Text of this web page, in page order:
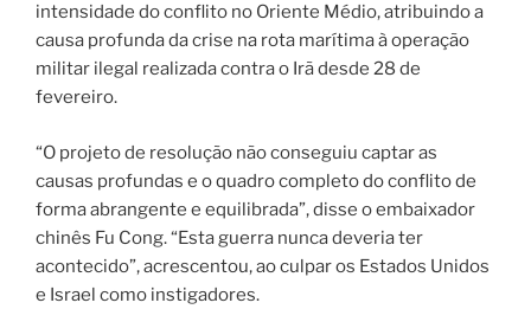
intensidade do conflito no Oriente Médio, atribuindo a
causa profunda da crise na rota marítima à operação
militar ilegal realizada contra o Irã desde 28 de
fevereiro.
“O projeto de resolução não conseguiu captar as
causas profundas e o quadro completo do conflito de
forma abrangente e equilibrada”, disse o embaixador
chinês Fu Cong. “Esta guerra nunca deveria ter
acontecido”, acrescentou, ao culpar os Estados Unidos
e Israel como instigadores.